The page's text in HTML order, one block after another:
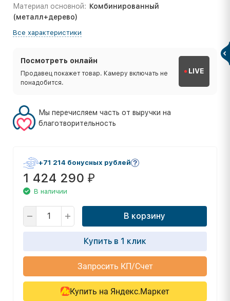
Материал основной: Комбинированный
(металл+дерево)
Все характеристики
Посмотреть онлайн
Продавец покажет товар. Камеру включать не
понадобится.
LIVE
Мы перечисляем часть от выручки на
благотворительность
+71 214 бонусных рублей
1 424 290 ₽
В наличии
В корзину
Купить в 1 клик
Запросить КП/Счет
Купить на Яндекс.Маркет